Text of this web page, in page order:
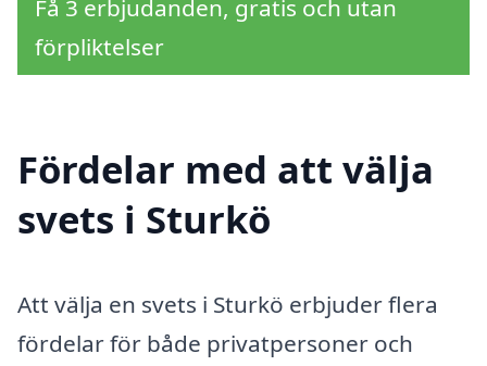
Få 3 erbjudanden, gratis och utan
förpliktelser
Fördelar med att välja
svets i Sturkö
Att välja en svets i Sturkö erbjuder flera
fördelar för både privatpersoner och